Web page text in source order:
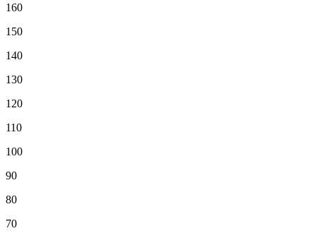
160
150
140
130
120
110
100
90
80
70